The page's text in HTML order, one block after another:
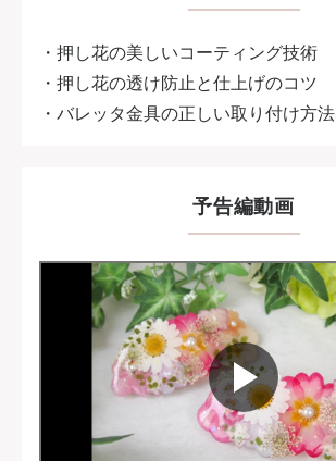
・押し花の美しいコーティング技術
・押し花の透け防止と仕上げのコツ
・バレッタ金具の正しい取り付け方法
予告編動画